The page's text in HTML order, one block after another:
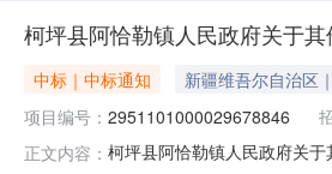
柯坪县阿恰勒镇人民政府关于
中标｜中标通知 新疆维吾尔自治区
项目编号： 2951101000029678846
正文内容： 柯坪县阿恰勒镇人民政府关